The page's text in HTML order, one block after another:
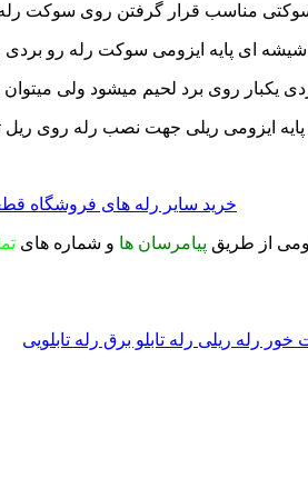
سوکتی مناسب قرار گرفتن روی سوکت
شیشه ای پایه ایزومی سوکت رله رو
یکبار روی برد لحیم میشود ولی
ایزومی ریلی جهت نصب رله روی ریل
خرید سایر رله های فروشگاه
از طریق پیامرسان ها و شماره های